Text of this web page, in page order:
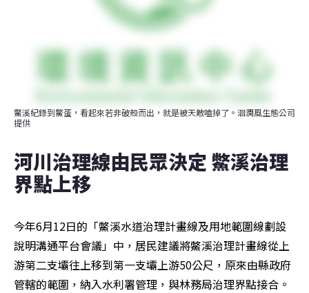
鱉溪紀錄到鱉蛋，看起來若非破殼而出，就是被天敵嗑掉了。洄瀾風生態公司
提供
河川治理線由民眾決定 鱉溪治理
界點上移
今年6月12日的「鱉溪水道治理計畫線及用地範圍線劃設
說明溝通平台會議」中，居民建議將鱉溪治理計畫線從上
游第二支壩往上移到第一支壩上游50公尺，原來由縣政府
管轄的範圍，納入水利署管理，與林務局治理界點接合。